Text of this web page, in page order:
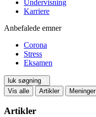
Undervisning
Karriere
Anbefalede emner
Corona
Stress
Eksamen
luk søgning
Vis alle
Artikler Meninger
Artikler